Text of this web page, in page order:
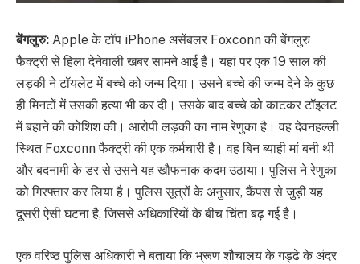
बेंगलुरु: Apple के टॉप iPhone असेंबलर Foxconn की बेंगलुरु
फैक्ट्री से हिला देनेवाली खबर सामने आई है। यहां पर एक 19 साल की
लड़की ने टॉयलेट में बच्चे को जन्म दिया। उसने बच्चे की जन्म देने के कुछ
ही मिनटों में उसकी हत्या भी कर दी। उसके बाद बच्चे को काटकर टॉइलट
में बहाने की कोशिश की। आरोपी लड़की का नाम रेणुका है। वह देवनहल्ली
स्थित Foxconn फैक्ट्री की एक कर्मचारी है। वह बिन ब्याही मां बनी थी
और बदनामी के डर से उसने यह खौफनाक कदम उठाया। पुलिस ने रेणुका
को गिरफ्तार कर लिया है। पुलिस सूत्रों के अनुसार, कैंपस से जुड़ी यह
दूसरी ऐसी घटना है, जिससे अधिकारियों के बीच चिंता बढ़ गई है।
एक वरिष्ठ पुलिस अधिकारी ने बताया कि भ्रूण शौचालय के गड्ढे के अंदर